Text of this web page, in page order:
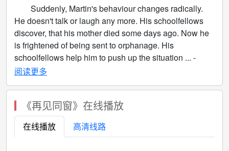
Suddenly, Martin's behaviour changes radically.
He doesn't talk or laugh any more. His schoolfellows
discover, that his mother died some days ago. Now he
is frightened of being sent to orphanage. His
schoolfellows help him to push up the situation ... -
IMDb
阅读更多
《再见同窗》在线播放
在线播放 高清线路